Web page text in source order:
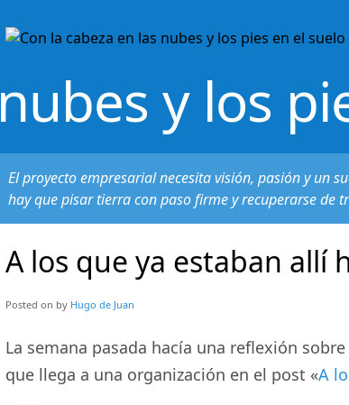
nubes y los
El proyecto empresarial necesita visión, pasión y un
hay que pisar tierra con paso firme y recuperarse de
A los que ya estaban allí
Posted on by Hugo de Juan
La semana pasada hacía una reflexión
que llega a una organización en el post «A